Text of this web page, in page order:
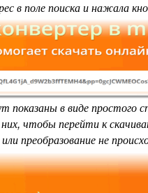
в поле поиска и нажала
показаны в виде простого
чтобы перейти к
или преобразование не